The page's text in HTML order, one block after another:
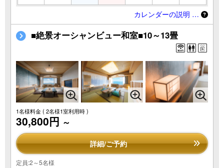
カレンダーの説明 …
■絶景オーシャンビュー和室■10～13畳
1名様料金( 2名様1室利用時 )
30,800円 ～
詳細/ご予約
定員:2～5名様